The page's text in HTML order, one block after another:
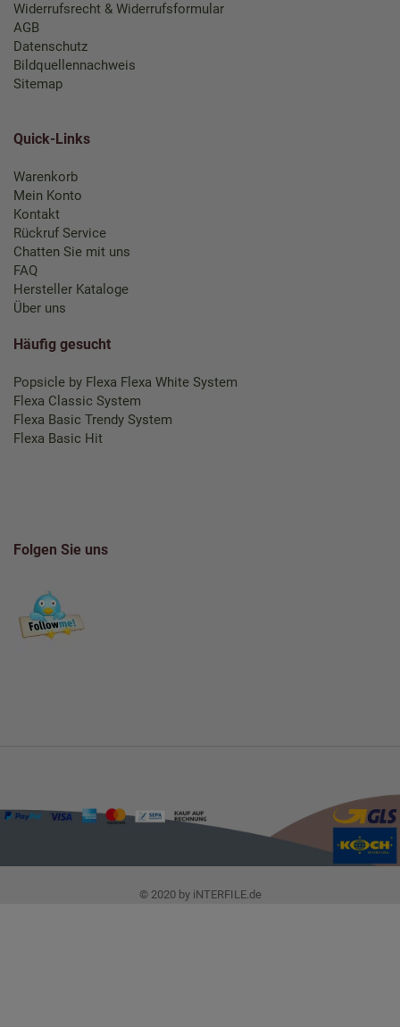
Widerrufsrecht & Widerrufsformular
AGB
Datenschutz
Bildquellennachweis
Sitemap
Quick-Links
Warenkorb
Mein Konto
Kontakt
Rückruf Service
Chatten Sie mit uns
FAQ
Hersteller Kataloge
Über uns
Häufig gesucht
Popsicle by Flexa Flexa White System
Flexa Classic System
Flexa Basic Trendy System
Flexa Basic Hit
Folgen Sie uns
© 2020 by iNTERFILE.de